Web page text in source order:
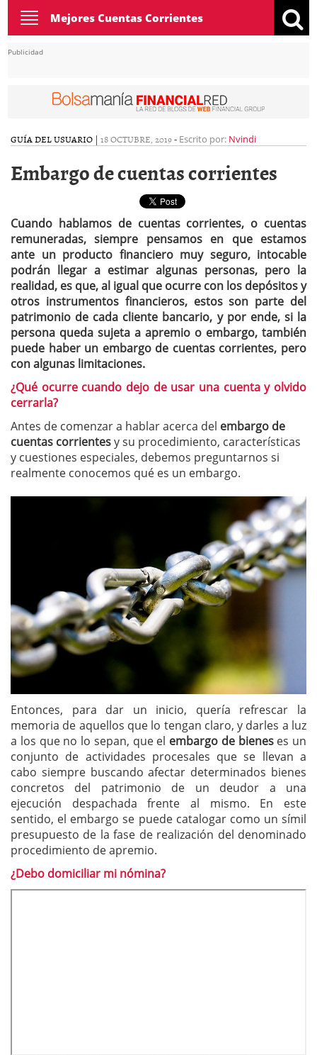
Toggle
navigation
Mejores Cuentas Corrientes
Publicidad
GUÍA DEL USUARIO | 18 OCTUBRE, 2019- Escrito por: Nvindi
Embargo de cuentas corrientes
Cuando hablamos de cuentas corrientes, o cuentas
remuneradas, siempre pensamos en que estamos
ante un producto financiero muy seguro, intocable
podrán llegar a estimar algunas personas, pero la
realidad, es que, al igual que ocurre con los depósitos y
otros instrumentos financieros, estos son parte del
patrimonio de cada cliente bancario, y por ende, si la
persona queda sujeta a apremio o embargo, también
puede haber un embargo de cuentas corrientes, pero
con algunas limitaciones.
¿Qué ocurre cuando dejo de usar una cuenta y olvido
cerrarla?
Antes de comenzar a hablar acerca del embargo de
cuentas corrientesy su procedimiento, características
y cuestiones especiales, debemos preguntarnos si
realmente conocemos qué es un embargo.
Entonces, para dar un inicio, quería refrescar la
memoria de aquellos que lo tengan claro, y darles a luz
a los que no lo sepan, que el embargo de bieneses un
conjunto de actividades procesales que se llevan a
cabo siempre buscando afectar determinados bienes
concretos del patrimonio de un deudor a una
ejecución despachada frente al mismo. En este
sentido, el embargo se puede catalogar como un símil
presupuesto de la fase de realización del denominado
procedimiento de apremio.
¿Debo domiciliar mi nómina?